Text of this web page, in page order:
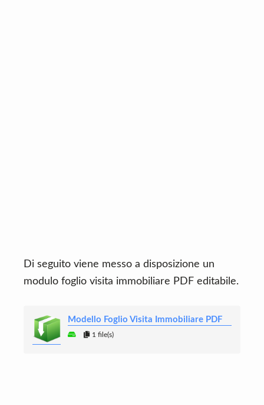
Di seguito viene messo a disposizione un
modulo foglio visita immobiliare PDF editabile.
Modello Foglio Visita Immobiliare PDF
1 file(s)